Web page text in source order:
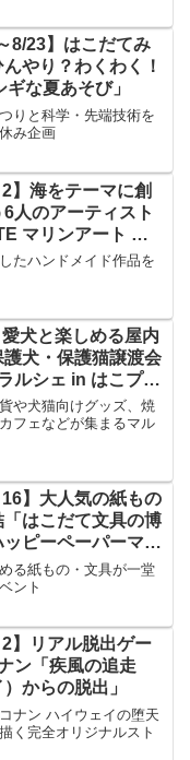
8/23】はこだてみ
やり？わくわく！
な夏あそび」
りと科学・先端技術を
み企画
2】海をテーマに創
人のアーティスト
マリンアート ～
す癒しの空間～」
たハンドメイド作品を
愛犬と楽しめる屋内
犬・保護猫譲渡会
ルシェ in はこプレ
や犬猫向けグッズ、焼
フェなどが集まるマル
16】大人気の紙もの
「はこだて文具の博
ピーペーパーマー
る紙もの・文具が一堂
ント
2】リアル脱出ゲー
ン「疾風の追走
）からの脱出」
ナン ハイウェイの堕天
く完全オリジナルスト